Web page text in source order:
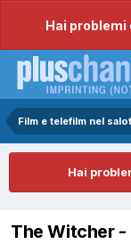
Hai problemi
Film e telefilm nel
Hai
The Witcher -